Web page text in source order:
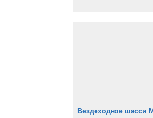
Вездеходное шасси